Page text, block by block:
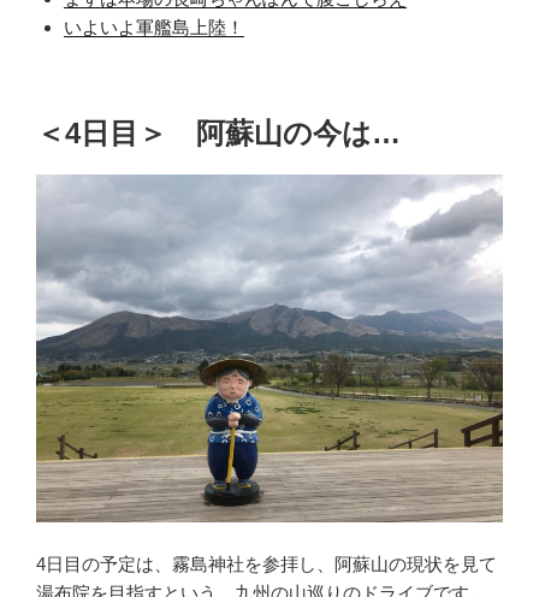
いよいよ軍艦島上陸！
＜4日目＞ 阿蘇山の今は…
4日目の予定は、霧島神社を参拝し、阿蘇山の現状を見て
湯布院を目指すという、九州の山巡りのドライブです。